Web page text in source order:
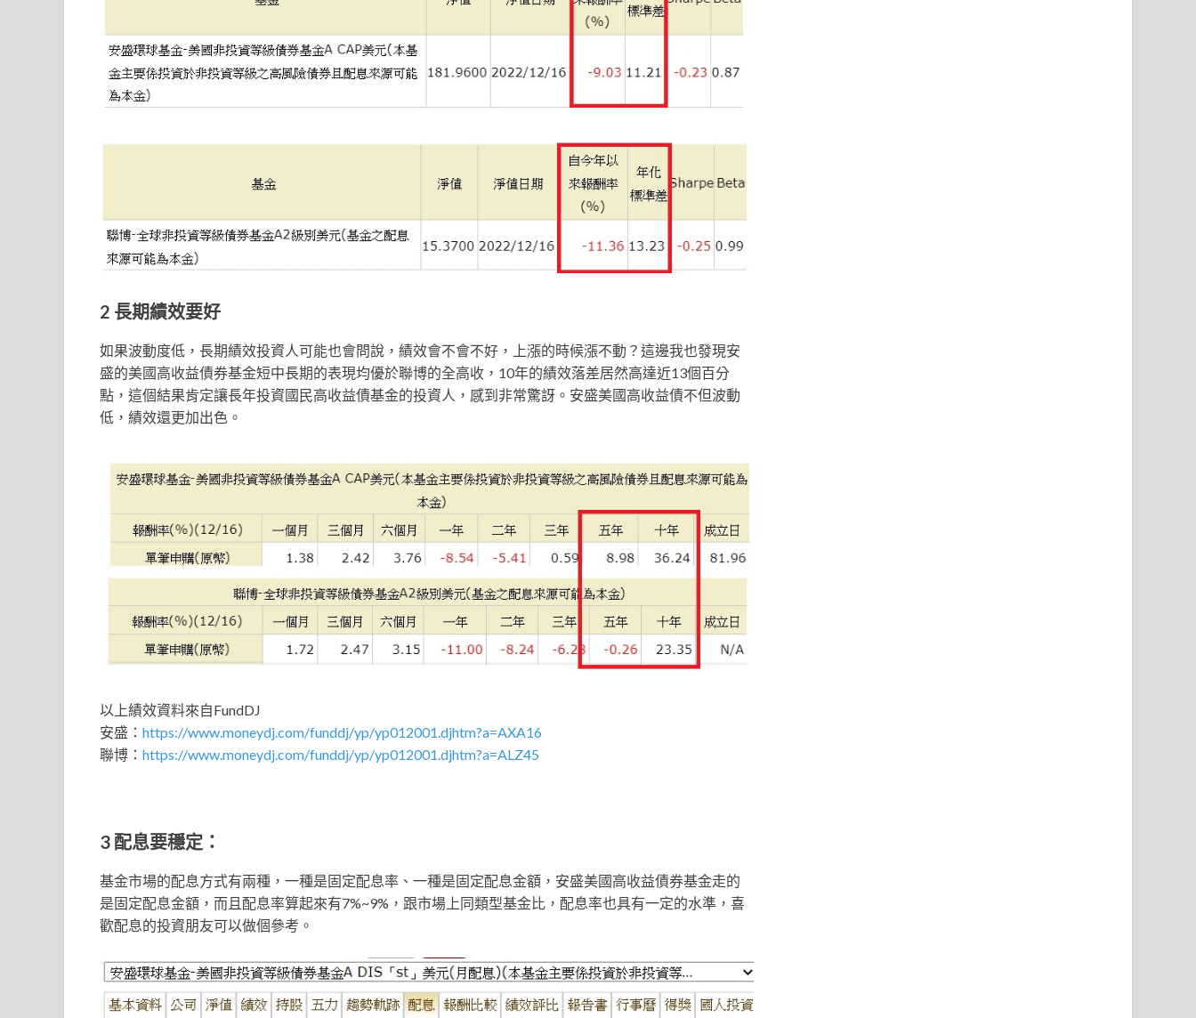
2 長期績效要好
如果波動度低，長期績效投資人可能也會問說，績效會不會不好，上漲的時候漲不動？這邊我也發現安
盛的美國高收益債券基金短中長期的表現均優於聯博的全高收，10年的績效落差居然高達近13個百分
點，這個結果肯定讓長年投資國民高收益債基金的投資人，感到非常驚訝。安盛美國高收益債不但波動
低，績效還更加出色。
以上績效資料來自FundDJ
安盛： https://www.moneydj.com/funddj/yp/yp012001.djhtm?a=AXA16
聯博： https://www.moneydj.com/funddj/yp/yp012001.djhtm?a=ALZ45
3 配息要穩定：
基金市場的配息方式有兩種，一種是固定配息率、一種是固定配息金額，安盛美國高收益債券基金走的
是固定配息金額，而且配息率算起來有7%~9%，跟市場上同類型基金比，配息率也具有一定的水準，喜
歡配息的投資朋友可以做個參考。